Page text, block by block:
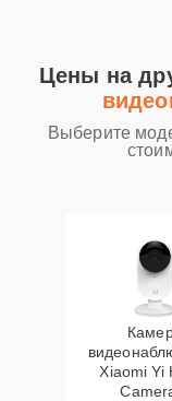
Цены на
Выберите
Xiaomi Yi